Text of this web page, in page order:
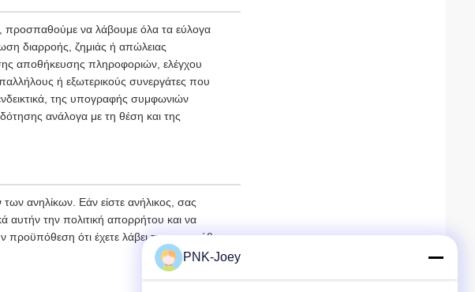
προσπαθούμε να λάβουμε όλα τα εύλογα
διαρροής, ζημιάς ή απώλειας
αποθήκευσης πληροφοριών, ελέγχου
ή εξωτερικούς συνεργάτες που
της υπογραφής συμφωνιών
ανάλογα με τη θέση και της
ανηλίκων. Εάν είστε ανήλικος, σας
αυτήν την πολιτική απορρήτου και να
προϋπόθεση ότι έχετε λάβει τη συγκατάθεση
PNK-Joey